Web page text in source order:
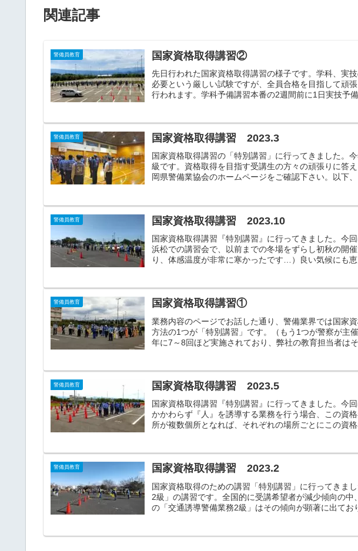
関連記事
警備員教育 国家資格取得講習②
先日行われた国家資格取得講習の様子です。学科、実
必要という厳しい試験ですが、全員合格を目指して頑
行われます。学科予備講習本番の2週間前に1日実技予
警備員教育 国家資格取得講習 2023.3
国家資格取得講習の「特別講習」に行ってきました。
級です。資格取得を目指す受講生の方々の頑張りに答
岡県警備業協会のホームページをご確認下さい。以下
警備員教育 国家資格取得講習 2023.10
国家資格取得講習『特別講習』に行ってきました。今
浜松での講習会で、以前までの冬場をずらし初秋の開
り、体感温度が非常に寒かったです…）良い気候にも恵
警備員教育 国家資格取得講習①
業務内容のページでお話した通り、警備業界では国家
方法の1つが「特別講習」です。（もう1つが警察が主
年に7～8回ほど実施されており、弊社の教育担当者は
警備員教育 国家資格取得講習 2023.5
国家資格取得講習『特別講習』に行ってきました。今
かかわらず『人』を誘導する業務を行う場合、この資
所が複数個所となれば、それぞれの場所ごとにこの資格
警備員教育 国家資格取得講習 2023.2
国家資格取得のための講習「特別講習」に行ってきま
2級」の講習です。全国的に受講希望者が減少傾向の中
の「交通誘導警備業務2級」はその傾向が顕著に出てお